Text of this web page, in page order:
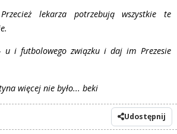
lekarza potrzebują wszystkie te
u i futbolowego związku i daj im Prezesie
więcej nie było... beki
Udostępnij